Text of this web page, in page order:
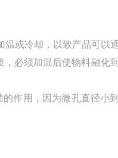
温或冷却，以致产品可以
必须加温后使物料融化
作用，因为微孔直径小